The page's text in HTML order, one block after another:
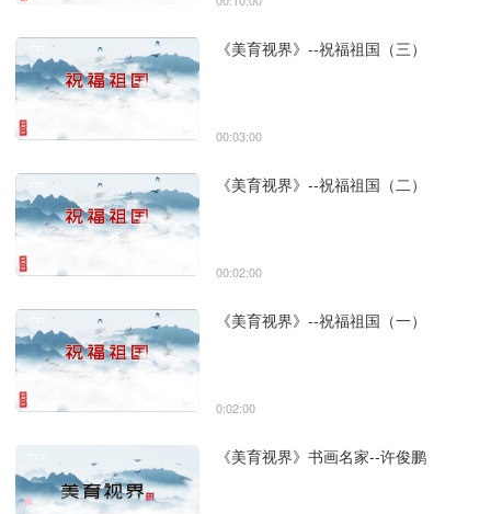
《美育视界》--祝福祖国（三）
00:03:00
《美育视界》--祝福祖国（二）
00:02:00
《美育视界》--祝福祖国（一）
0:02:00
《美育视界》书画名家--许俊鹏